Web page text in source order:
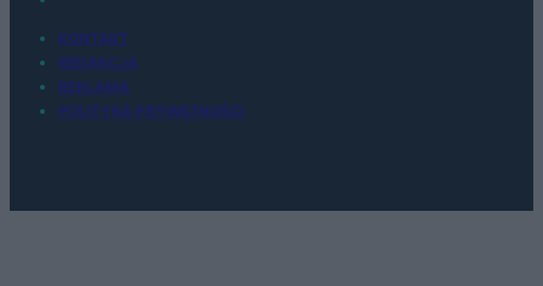
KONTAKT
REDAKCJA
REKLAMA
POLITYKA PRYWATNOŚCI